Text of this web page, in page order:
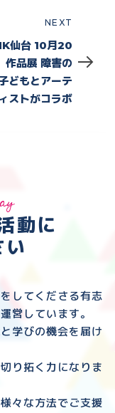
NEXT
仙台 10月20
作品展 障害の
どもとアーテ
ィストがコラボ
動に
い
してくださる有志
営しています。
学びの機会を届け
り拓く力になりま
々な方法でご支援